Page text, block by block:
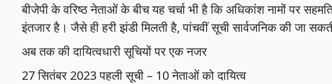
बीजेपी के वरिष्ठ नेताओं के बीच यह चर्चा भी है कि अधिकांश नामों पर
इंतजार है। जैसे ही हरी झंडी मिलती है, पांचवीं सूची सार्वजनिक की जा
अब तक की दायित्वधारी सूचियों पर एक नजर
27 सितंबर 2023 पहली सूची – 10 नेताओं को दायित्व